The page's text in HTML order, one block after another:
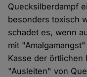
Quecksilberdampf
besonders toxisch
schadet es, wenn
mit
Kasse der örtlichen
"Ausleiten" von